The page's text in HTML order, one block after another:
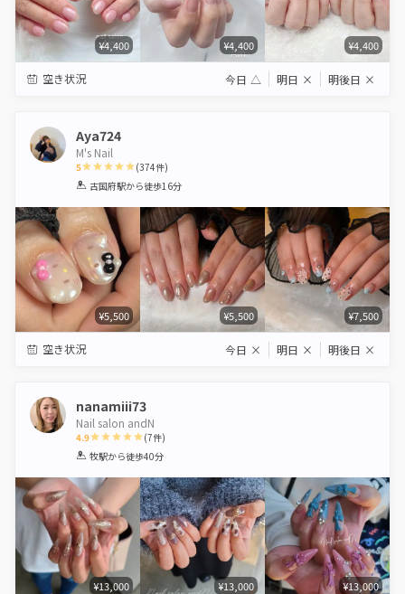
¥4,400 ¥4,400 ¥4,400
空き状況 今日 △ 明日 × 明後日 ×
Aya724
M's Nail
5
1 2 3 4 5
(374件)
古国府駅から徒歩16分
¥5,500 ¥5,500 ¥7,500
空き状況 今日 × 明日 × 明後日 ×
nanamiii73
Nail salon andN
4.9
1 2 3 4 5
(7件)
牧駅から徒歩40分
¥13,000 ¥13,000 ¥13,000